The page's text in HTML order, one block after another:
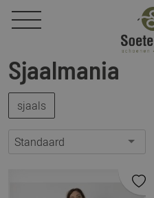
Sjaalmania
sjaals
Standaard